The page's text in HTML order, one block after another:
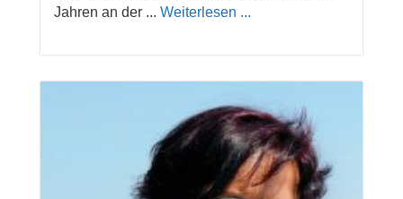
Jahren an der ... Weiterlesen ...